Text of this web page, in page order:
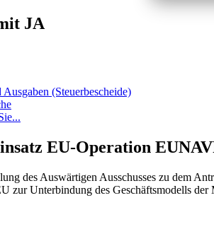
JA
(Steuerbescheide)
EU-Operation
des Auswärtigen Ausschusses zu dem
zur Unterbindung des Geschäftsmodells